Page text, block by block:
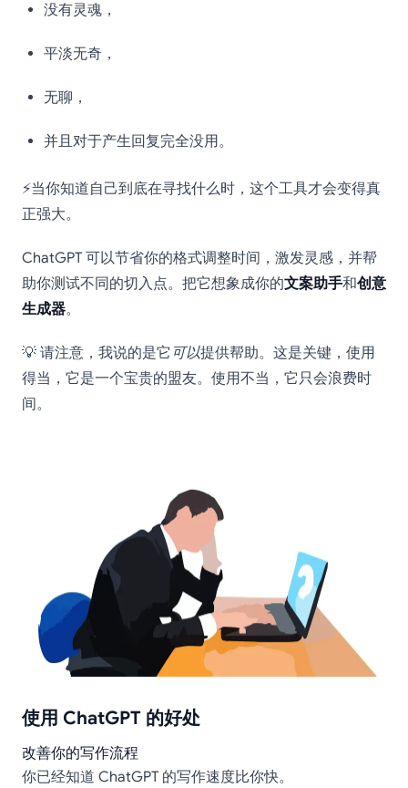
没有灵魂，
平淡无奇，
无聊，
并且对于产生回复完全没用。
⚡当你知道自己到底在寻找什么时，这个工具才会变得真
正强大。
ChatGPT 可以节省你的格式调整时间，激发灵感，并帮
助你测试不同的切入点。把它想象成你的文案助手和创意
生成器。
💡 请注意，我说的是它 可以提供帮助。这是关键，使用
得当，它是一个宝贵的盟友。使用不当，它只会浪费时
间。
使用 ChatGPT 的好处
改善你的写作流程
你已经知道 ChatGPT 的写作速度比你快。